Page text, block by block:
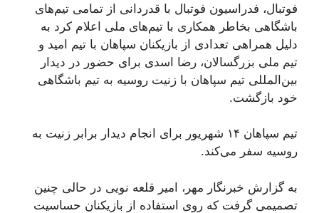
فوتبال، فدراسیون فوتبال با قدردانی از تمامی تیم‌های
باشگاهی بخاطر همکاری با تیم‌های ملی اعلام کرد به
دلیل همراهی تعدادی از بازیکنان سپاهان با تیم امید و
تیم ملی بزرگسالان، رضا اسدی برای حضور در دیدار
بین‌المللی تیم سپاهان با زنیت روسیه به تیم باشگاهی
خود بازگشت.
تیم سپاهان ١۴ شهریور برای انجام دیدار برابر زنیت به
روسیه سفر می‌کند.
به گزارش خبرنگار مهر، امیر قلعه نویی در حالی چنین
تصمیمی گرفت که روی استفاده از بازیکنان حساسیت